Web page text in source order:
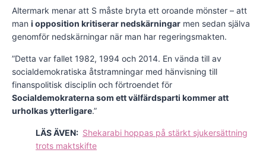
Altermark menar att S måste bryta ett oroande mönster – att
man i opposition kritiserar nedskärningar men sedan själva
genomför nedskärningar när man har regeringsmakten.
”Detta var fallet 1982, 1994 och 2014. En vända till av
socialdemokratiska åtstramningar med hänvisning till
finanspolitisk disciplin och förtroendet för
Socialdemokraterna som ett välfärdsparti kommer att
urholkas ytterligare.”
LÄS ÄVEN: Shekarabi hoppas på stärkt sjukersättning
trots maktskifte